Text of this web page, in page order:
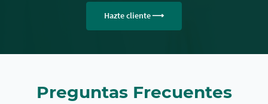
Hazte cliente
Preguntas Frecuentes